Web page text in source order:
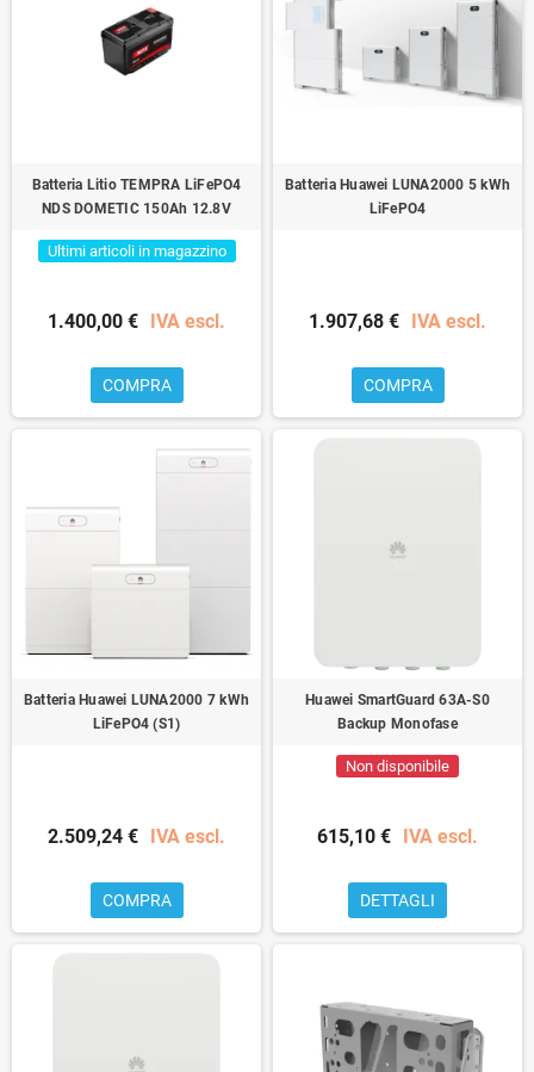
Batteria Litio TEMPRA LiFePO4
NDS DOMETIC 150Ah 12.8V
Ultimi articoli in magazzino
1.400,00 € IVA escl.
COMPRA
Batteria Huawei LUNA2000 5 kWh
LiFePO4
1.907,68 € IVA escl.
COMPRA
Batteria Huawei LUNA2000 7 kWh
LiFePO4 (S1)
2.509,24 € IVA escl.
COMPRA
Huawei SmartGuard 63A-S0
Backup Monofase
Non disponibile
615,10 € IVA escl.
DETTAGLI